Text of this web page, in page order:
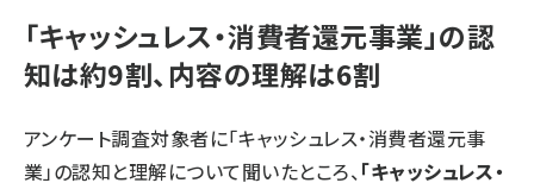
「キャッシュレス・消費者還元事業」の認
知は約9割、内容の理解は6割
アンケート調査対象者に「キャッシュレス・消費者還元事
業」の認知と理解について聞いたところ、「キャッシュレス・